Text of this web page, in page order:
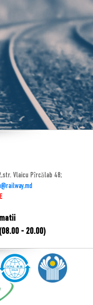
Vlaicu Pîrcălab 48;
- 20.00)